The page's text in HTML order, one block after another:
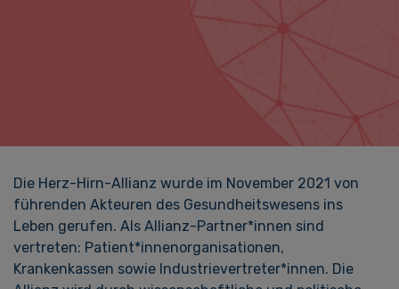
Die Herz-Hirn-Allianz wurde im November 2021 von
führenden Akteuren des Gesundheitswesens ins
Leben gerufen. Als Allianz-Partner*innen sind
vertreten: Patient*innenorganisationen,
Krankenkassen sowie Industrievertreter*innen. Die